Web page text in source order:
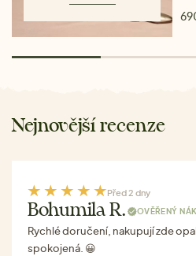
Nejnovější recenze
Před 2 dny
Bohumila R. OVĚŘENÝ
Rychlé doručení, nakupují zde
spokojená. 😀